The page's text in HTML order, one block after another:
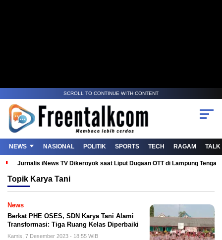
SCROLL TO CONTINUE WITH CONTENT
NEWS NASIONAL POLITIK SPORTS TECH RAGAM TALK
Jurnalis iNews TV Dikeroyok saat Liput Dugaan OTT di Lampung
Topik Karya Tani
News
Berkat PHE OSES, SDN Karya Tani Alami
Transformasi: Tiga Ruang Kelas Diperbaiki
Kamis, 7 Desember 2023 - 18:55 WIB